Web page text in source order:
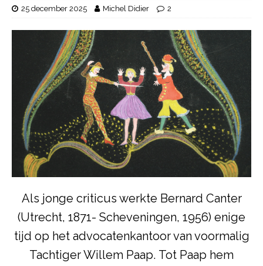
25 december 2025 Michel Didier 2
Als jonge criticus werkte Bernard Canter
(Utrecht, 1871- Scheveningen, 1956) enige
tijd op het advocatenkantoor van voormalig
Tachtiger Willem Paap. Tot Paap hem